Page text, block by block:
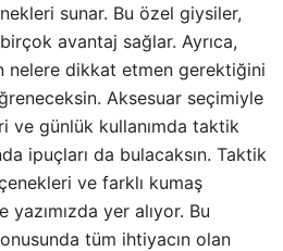
sunar. Bu özel giysiler,
avantaj sağlar. Ayrıca,
nelere dikkat etmen gerektiğini
Aksesuar seçimiyle
ve günlük kullanımda taktik
ipuçları da bulacaksın. Taktik
ve farklı kumaş
yer alıyor. Bu
tüm ihtiyacın olan